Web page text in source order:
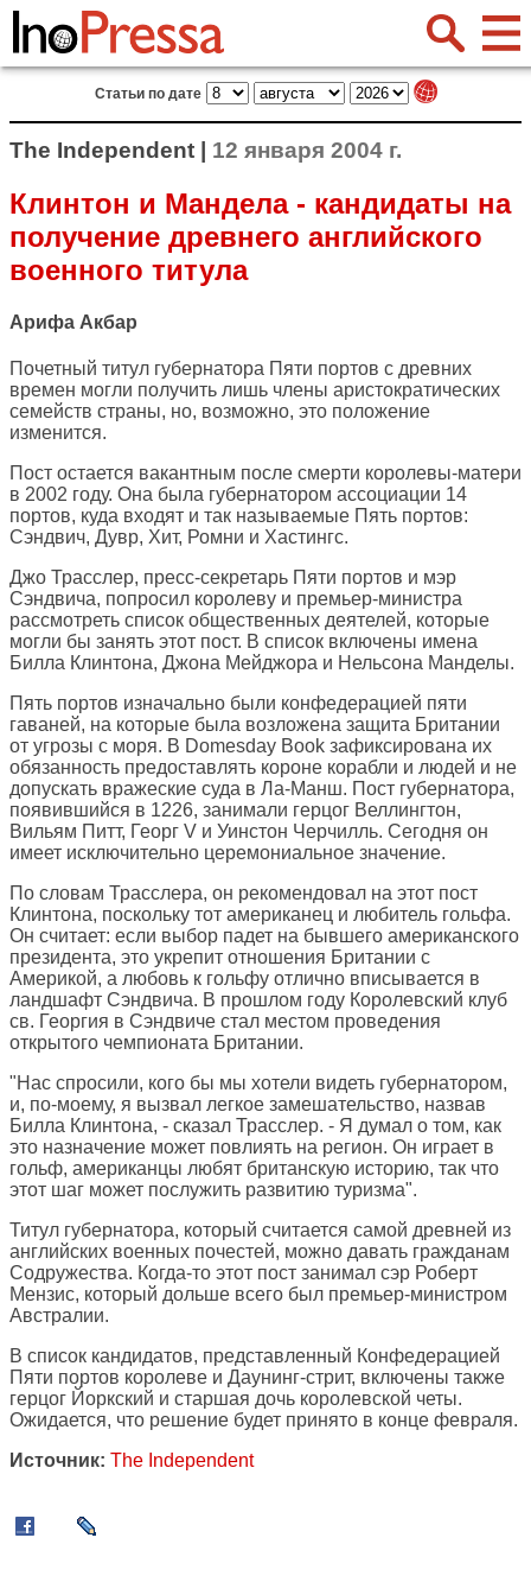
Статьи по дате
The Independent | 12 января 2004 г.
Клинтон и Мандела - кандидаты на
получение древнего английского
военного титула
Арифа Акбар
Почетный титул губернатора Пяти портов с древних
времен могли получить лишь члены аристократических
семейств страны, но, возможно, это положение
изменится.
Пост остается вакантным после смерти королевы-матери
в 2002 году. Она была губернатором ассоциации 14
портов, куда входят и так называемые Пять портов:
Сэндвич, Дувр, Хит, Ромни и Хастингс.
Джо Трасслер, пресс-секретарь Пяти портов и мэр
Сэндвича, попросил королеву и премьер-министра
рассмотреть список общественных деятелей, которые
могли бы занять этот пост. В список включены имена
Билла Клинтона, Джона Мейджора и Нельсона Манделы.
Пять портов изначально были конфедерацией пяти
гаваней, на которые была возложена защита Британии
от угрозы с моря. В Domesday Book зафиксирована их
обязанность предоставлять короне корабли и людей и не
допускать вражеские суда в Ла-Манш. Пост губернатора,
появившийся в 1226, занимали герцог Веллингтон,
Вильям Питт, Георг V и Уинстон Черчилль. Сегодня он
имеет исключительно церемониальное значение.
По словам Трасслера, он рекомендовал на этот пост
Клинтона, поскольку тот американец и любитель гольфа.
Он считает: если выбор падет на бывшего американского
президента, это укрепит отношения Британии с
Америкой, а любовь к гольфу отлично вписывается в
ландшафт Сэндвича. В прошлом году Королевский клуб
св. Георгия в Сэндвиче стал местом проведения
открытого чемпионата Британии.
"Нас спросили, кого бы мы хотели видеть губернатором,
и, по-моему, я вызвал легкое замешательство, назвав
Билла Клинтона, - сказал Трасслер. - Я думал о том, как
это назначение может повлиять на регион. Он играет в
гольф, американцы любят британскую историю, так что
этот шаг может послужить развитию туризма".
Титул губернатора, который считается самой древней из
английских военных почестей, можно давать гражданам
Содружества. Когда-то этот пост занимал сэр Роберт
Мензис, который дольше всего был премьер-министром
Австралии.
В список кандидатов, представленный Конфедерацией
Пяти портов королеве и Даунинг-стрит, включены также
герцог Йоркский и старшая дочь королевской четы.
Ожидается, что решение будет принято в конце февраля.
Источник: The Independent